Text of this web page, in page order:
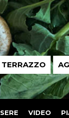
VIDEO